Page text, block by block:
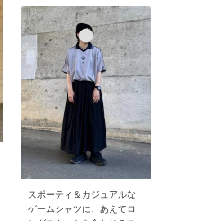
グで彩りを添えてみては？
スナップでは、グリーンの
バッグを合わせてアクセン
トに。ベーシックなワンピ
ースも一気に華やかに見え
ますよ。
スポーティ＆カジュアルな
ゲームシャツに、あえてロ